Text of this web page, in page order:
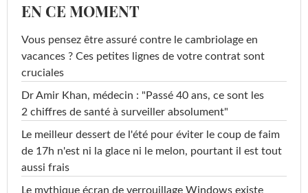
EN CE MOMENT
Vous pensez être assuré contre le cambriolage en
vacances ? Ces petites lignes de votre contrat sont
cruciales
Dr Amir Khan, médecin : "Passé 40 ans, ce sont les
2 chiffres de santé à surveiller absolument"
Le meilleur dessert de l'été pour éviter le coup de faim
de 17h n'est ni la glace ni le melon, pourtant il est tout
aussi frais
Le mythique écran de verrouillage Windows existe